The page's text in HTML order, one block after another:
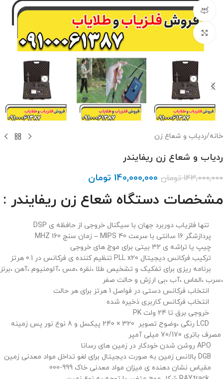
مشاهده 360 درجه
برای بزرگنمایی کلیک کنید
خانه/ردیاب و شعاع زن
ردیاب و شعاع زن ریفایندر
143,000,000 تومان 140,000,000 تومان
مشخصات دستگاه شعاع زن ریفایندر :
تنها فلزیاب دوربرد جهان با سیگنال خروجی از حافظه ی DSP
پردازشگر 16 سانتی با سرعت 40 MIPS – زمان سنج 160 MHZ
چیپ یا تراشه ی 32 بیتی برای موج های خروجی
ترکیب فرکانس دیجیتال PLL x20 تنظیم کننده ی فرکانس در 0.1 هرتز
برنامه ریزی برای تفکیک و تشخیص طلا ،نقره ،مس ،آلومنیوم ،آهن ،برنز
،سرب ،الماس ،آب ،بی ارزش و حالت صفر
انتخاب فرکانس دستی در فواصل 1 هرتز برای هر حالت
انتخاب فرکانس کاربری ذخیره شده
خروجی برق تا 24 ولت PK
مصرف باتری 70/170 میلی آمپر
مقیاس نشان دهنده ی میزان مواد معدنی خاک 999-000